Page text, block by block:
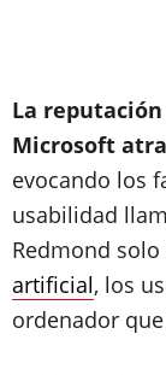
La
Microsoft
evocando los
usabilidad
Redmond
artificial, los
ordenador